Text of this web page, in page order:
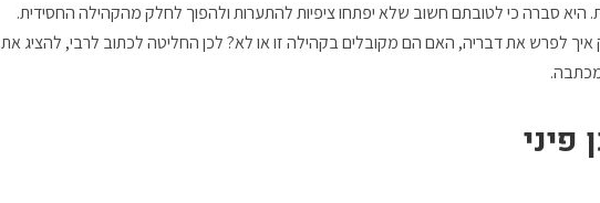
היא סברה כי לטובתם חשוב שלא יפתחו ציפיות להתערות ולהפוך לחלק מהקהילה החסידית.
איך לפרש את דבריה, האם הם מקובלים בקהילה זו או לא? לכן החליטה לכתוב לרבי, להציג את
פיני